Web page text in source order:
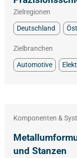
Zielregionen
Deutschland
Zielbranchen
Automotive
Komponenten &
und Stanzen